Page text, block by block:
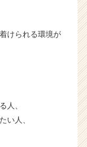
られる環境が
人、
人、